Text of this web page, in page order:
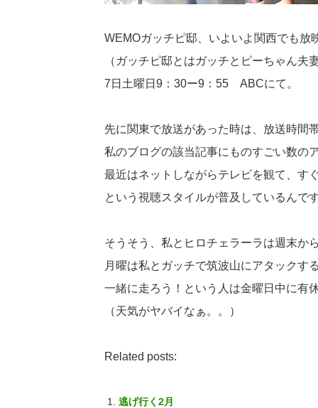
WEMOガッチピ邸、いよいよ関西でも放
（ガッチピ邸とはガッチとピーちゃん夫
7日土曜日9：30ー9：55 ABCにて。
先に関東で放送があった時は、放送時間
私のブログの該当記事にものすごい数の
最近はネットしながらテレビを観て、す
という視聴スタイルが普及しているんで
そうそう、私とヒロチェラーラは週末か
月曜は私とガッチで筑波山にアタックす
一緒に走ろう！という人は金曜日中に有
（天気がヤバイなぁ。。）
Related posts:
逃げ行く2月